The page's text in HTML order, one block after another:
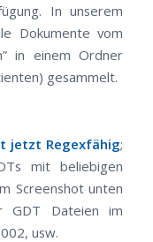
In unserem
Dokumente vom
in einem Ordner
gesammelt.
jetzt Regexfähig;
mit beliebigen
Screenshot unten
GDT Dateien im
usw.